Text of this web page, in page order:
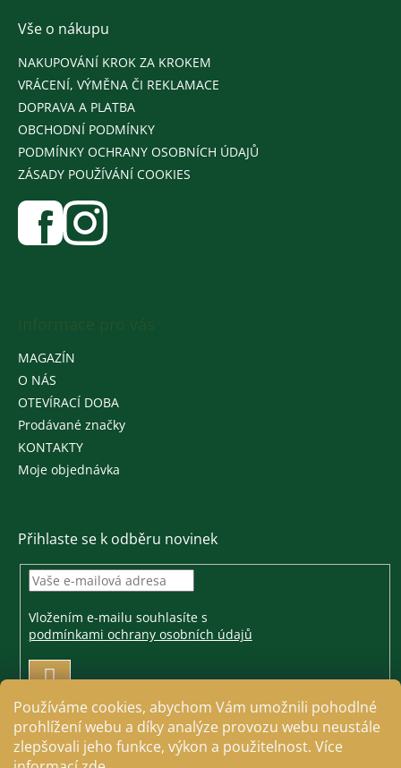
Používáme cookies, abychom Vám umožnili pohodlné
prohlížení webu a díky analýze provozu webu neustále
zlepšovali jeho funkce, výkon a použitelnost. Více
Vše o nákupu
NAKUPOVÁNÍ KROK ZA KROKEM
VRÁCENÍ, VÝMĚNA ČI REKLAMACE
DOPRAVA A PLATBA
OBCHODNÍ PODMÍNKY
PODMÍNKY OCHRANY OSOBNÍCH ÚDAJŮ
ZÁSADY POUŽÍVÁNÍ COOKIES
MAGAZÍN
O NÁS
OTEVÍRACÍ DOBA
Prodávané značky
KONTAKTY
Moje objednávka
Přihlaste se k odběru novinek
Vložením e-mailu souhlasíte s
podmínkami ochrany osobních údajů
PŘIHLÁSIT